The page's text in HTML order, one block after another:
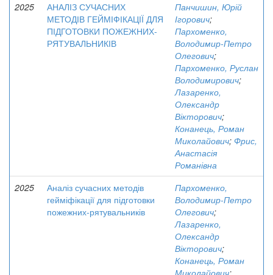
2025
АНАЛІЗ СУЧАСНИХ
МЕТОДІВ ГЕЙМІФІКАЦІЇ ДЛЯ
ПІДГОТОВКИ ПОЖЕЖНИХ-
РЯТУВАЛЬНИКІВ
Панчишин, Юрій
Ігорович;
Пархоменко,
Володимир-Петро
Олегович;
Пархоменко, Руслан
Володимирович;
Лазаренко,
Олександр
Вікторович;
Конанець, Роман
Миколайович; Фрис,
Анастасія
Романівна
2025
Аналіз сучасних методів
гейміфікації для підготовки
пожежних-рятувальників
Пархоменко,
Володимир-Петро
Олегович;
Лазаренко,
Олександр
Вікторович;
Конанець, Роман
Миколайович;